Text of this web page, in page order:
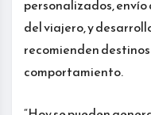
personalizados,
del viajero, y
recomienden
comportamiento.